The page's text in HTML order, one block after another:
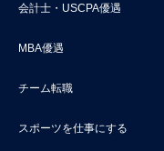
会計士・USCPA優遇
MBA優遇
チーム転職
スポーツを仕事にする